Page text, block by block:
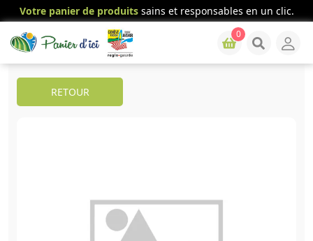
Votre panier de produitssains et responsables en un clic.
0
RETOUR